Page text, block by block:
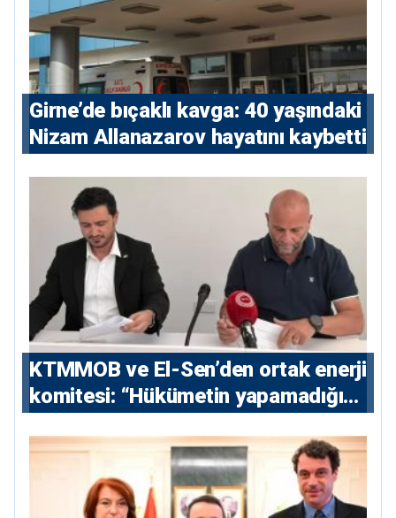
Girne’de bıçaklı kavga: 40 yaşındaki
Nizam Allanazarov hayatını kaybetti
KTMMOB ve El-Sen’den ortak enerji
komitesi: “Hükümetin yapamadığını